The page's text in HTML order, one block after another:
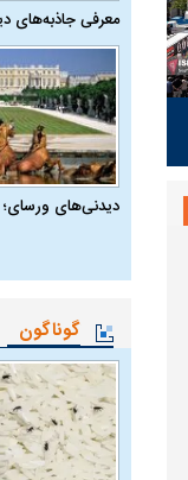
معرفی جاذبه‌های
دیدنی‌های ورسای؛
گوناگون